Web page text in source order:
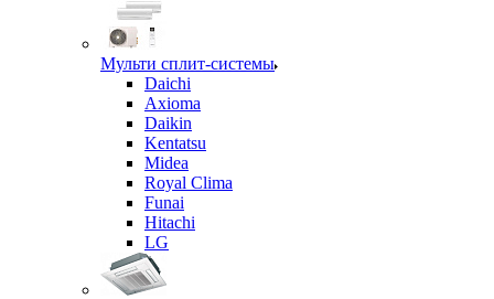
Мульти сплит-системы
Daichi
Axioma
Daikin
Kentatsu
Midea
Royal Clima
Funai
Hitachi
LG